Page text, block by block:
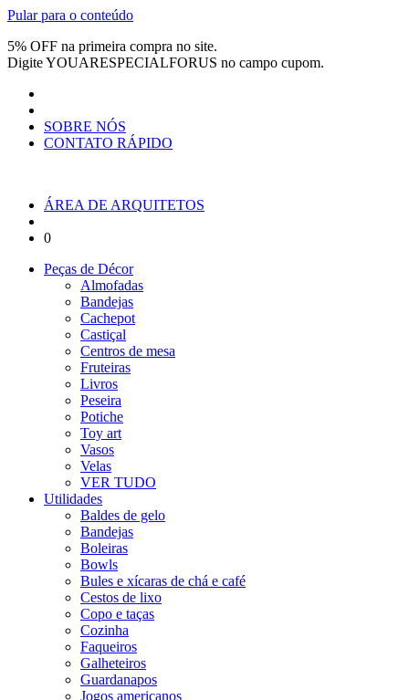
Pular para o conteúdo
5% OFF na primeira compra no site.
DigiteYOUARESPECIALFORUS no campo cupom.
SOBRE NÓS
CONTATO RÁPIDO
ÁREA DE ARQUITETOS
0
Peças de Décor
Almofadas
Bandejas
Cachepot
Castiçal
Centros de mesa
Fruteiras
Livros
Peseira
Potiche
Toy art
Vasos
Velas
VER TUDO
Utilidades
Baldes de gelo
Bandejas
Boleiras
Bowls
Bules e xícaras de chá e café
Cestos de lixo
Copo e taças
Cozinha
Faqueiros
Galheteiros
Guardanapos
Jogos americanos